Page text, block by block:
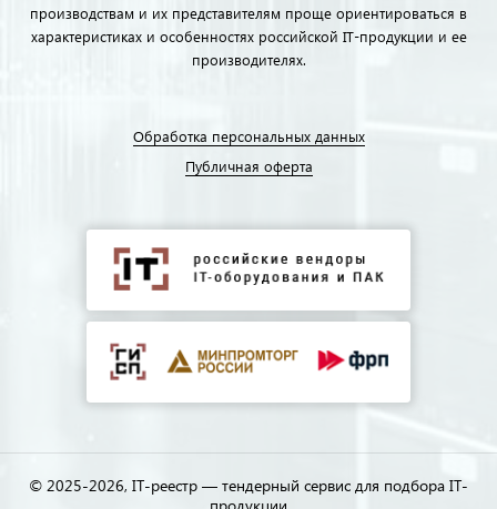
производствам и их представителям проще ориентироваться в
характеристиках и особенностях российской IT-продукции и ее
производителях.
Обработка персональных данных
Публичная оферта
© 2025-2026, IT-реестр — тендерный сервис для подбора IT-